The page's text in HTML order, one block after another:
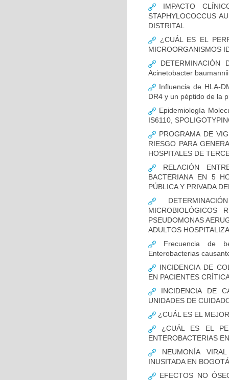
IMPACTO
STAPHYLOCOCCUS
DISTRITAL
¿CUÁL ES EL
MICROORGANISMOS
DETERMINACIÓN
Acinetobacter
Influencia de HLA-
DR4 y un péptido de la
Epidemiología
IS6110,
PROGRAMA DE
RIESGO PARA
HOSPITALES DE
RELACIÓN
BACTERIANA EN 5
PÚBLICA Y PRIVADA
MICROBIOLÓGICOS
PSEUDOMONAS
ADULTOS
Frecuencia de
Enterobacterias
INCIDENCIA DE
EN PACIENTES
INCIDENCIA DE
UNIDADES DE
¿CUÁL ES EL
¿CUÁL ES EL
ENTEROBACTERIAS
NEUMONÍA
INUSITADA EN
EFECTOS NO